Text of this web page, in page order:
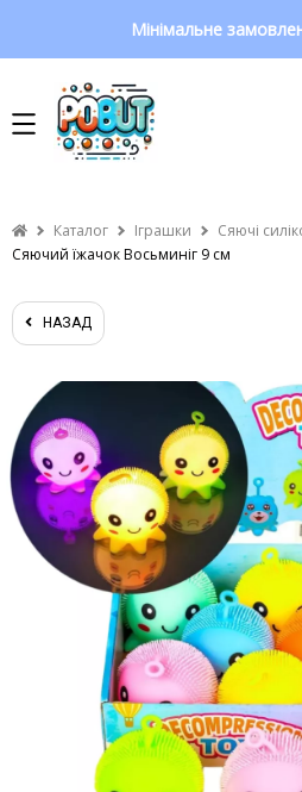
Мінімальне
Каталог Іграшки
Сяючі
Сяючий їжачок Восьминіг 9 см
НАЗАД